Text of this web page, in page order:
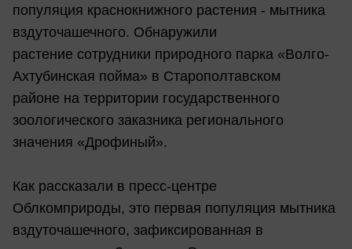
популяция краснокнижного растения - мытника
вздуточашечного. Обнаружили
растение сотрудники природного парка «Волго-
Ахтубинская пойма» в Старополтавском
районе на территории государственного
зоологического заказника регионального
значения «Дрофиный».
Как рассказали в пресс-центре
Облкомприроды, это первая популяция мытника
вздуточашечного, зафиксированная в